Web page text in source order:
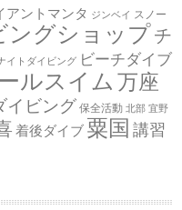
アントマンタ ジンベイ スノー
ングショップチ
イトダイビング ビーチダイブ
ルスイム 万座
イビング 保全活動 北部 宜野
着後ダイブ 粟国 講習